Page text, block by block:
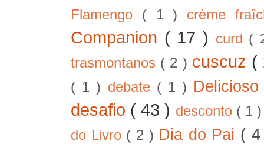
Flamengo ( 1 ) crème
Companion ( 17 ) curd (
trasmontanos ( 2 ) cuscuz (
( 1 ) debate ( 1 )
desafio ( 43 ) desconto ( 1
do Livro ( 2 ) Dia do Pai (